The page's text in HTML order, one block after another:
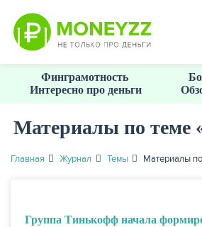
основному
содержанию
КРЕДИТЫ
Финграмотность
Интересно про деньги
Материалы по
Главная Журнал Темы Материалы
Группа Тинькофф начала